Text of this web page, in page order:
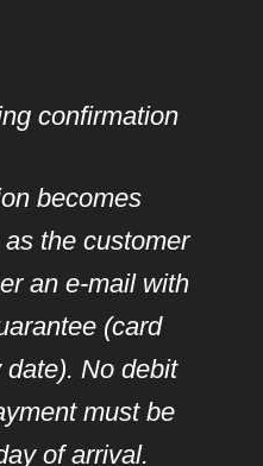
confirmation
becomes
the customer
an e-mail with
(card
No debit
must be
of arrival.